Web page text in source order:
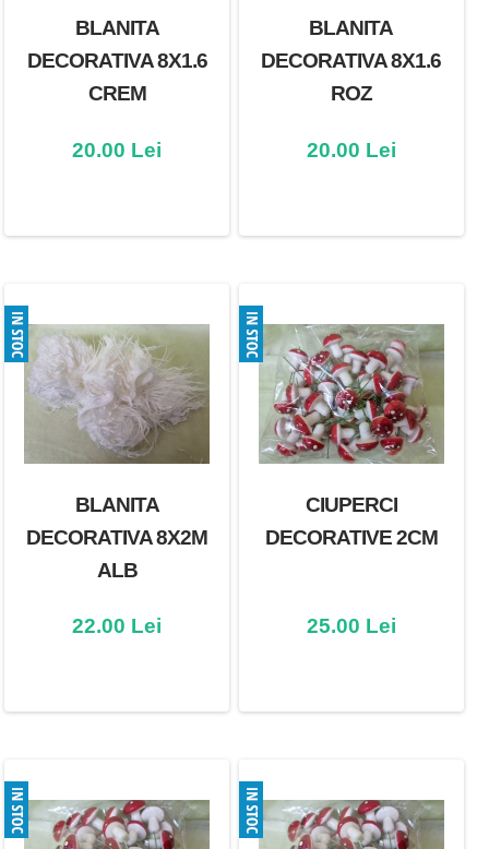
BLANITA
DECORATIVA 8X1.6
CREM
20.00 Lei
BLANITA
DECORATIVA 8X1.6
ROZ
20.00 Lei
BLANITA
DECORATIVA 8X2M
ALB
22.00 Lei
CIUPERCI
DECORATIVE 2CM
25.00 Lei